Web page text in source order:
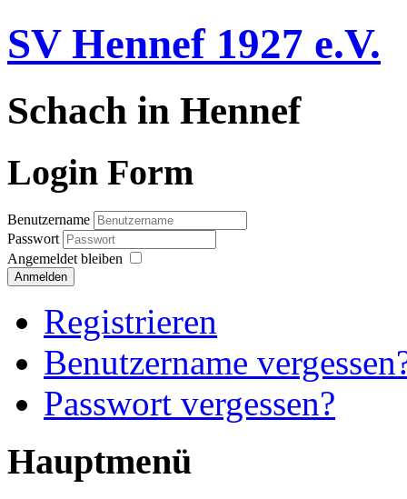
SV Hennef 1927 e.V.
Schach in Hennef
Login Form
Benutzername
Passwort
Angemeldet bleiben
Anmelden
Registrieren
Benutzername
Passwort vergessen?
Hauptmenü